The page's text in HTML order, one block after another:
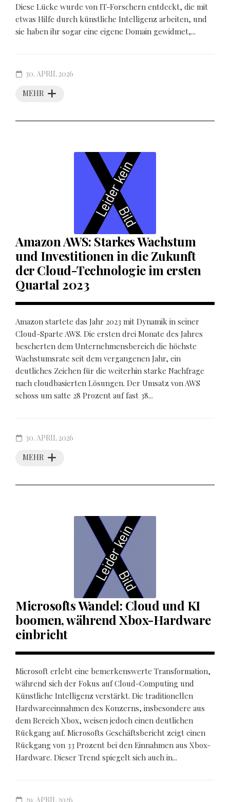
Diese Lücke wurde von IT-Forschern entdeckt, die mit
etwas Hilfe durch künstliche Intelligenz arbeiten, und
sie haben ihr sogar eine eigene Domain gewidmet,...
MEHR
30. APRIL 2026
Amazon AWS: Starkes Wachstum
und Investitionen in die Zukunft
der Cloud-Technologie im ersten
Quartal 2023
Amazon startete das Jahr 2023 mit Dynamik in seiner
Cloud-Sparte AWS. Die ersten drei Monate des Jahres
bescherten dem Unternehmensbereich die höchste
Wachstumsrate seit dem vergangenen Jahr, ein
deutliches Zeichen für die weiterhin starke Nachfrage
nach cloudbasierten Lösungen. Der Umsatz von AWS
schoss um satte 28 Prozent auf fast 38...
MEHR
30. APRIL 2026
Microsofts Wandel: Cloud und KI
boomen, während Xbox-Hardware
einbricht
Microsoft erlebt eine bemerkenswerte Transformation,
während sich der Fokus auf Cloud-Computing und
Künstliche Intelligenz verstärkt. Die traditionellen
Hardwareeinnahmen des Konzerns, insbesondere aus
dem Bereich Xbox, weisen jedoch einen deutlichen
Rückgang auf. Microsofts Geschäftsbericht zeigt einen
Rückgang von 33 Prozent bei den Einnahmen aus Xbox-
Hardware. Dieser Trend spiegelt sich auch in...
29. APRIL 2026